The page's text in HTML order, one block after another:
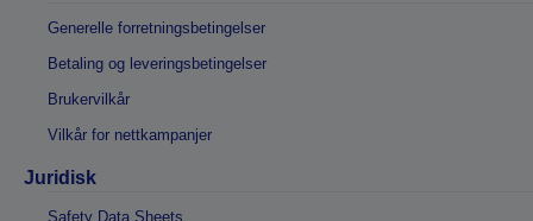
Generelle forretningsbetingelser
Betaling og leveringsbetingelser
Brukervilkår
Vilkår for nettkampanjer
Juridisk
Safety Data Sheets